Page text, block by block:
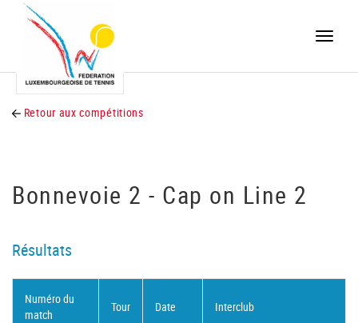
Toggle
Retour aux compétitions
Bonnevoie 2 - Cap on Line 2
Résultats
Numéro du
match
Tour Date Interclub